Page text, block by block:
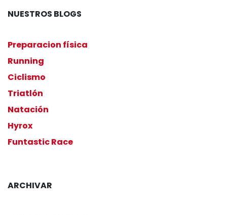
NUESTROS BLOGS
Preparacion física
Running
Ciclismo
Triatlón
Natación
Hyrox
Funtastic Race
ARCHIVAR